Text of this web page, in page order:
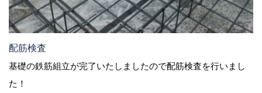
配筋検査
基礎の鉄筋組立が完了いたしましたので配筋検査を行いまし
た！